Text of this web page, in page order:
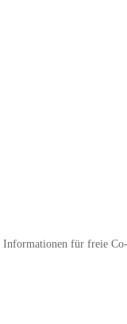
Informationen für freie